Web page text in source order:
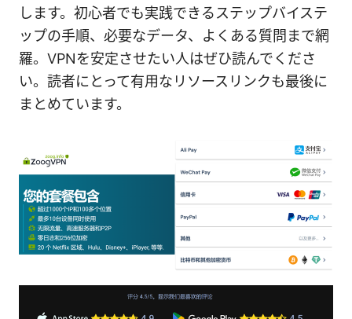
します。初心者でも実践できるステップバイステ
ップの手順、必要なデータ、よくある質問まで網
羅。VPNを安定させたい人はぜひ読んでくださ
い。読者にとって有用なリソースリンクも最後に
まとめています。